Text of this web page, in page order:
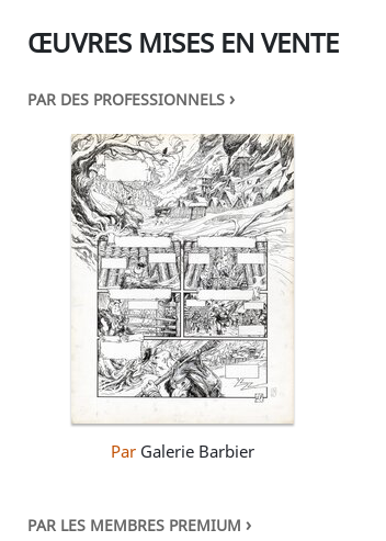
ŒUVRES MISES EN VENTE
PAR DES PROFESSIONNELS ›
Par Galerie Barbier
PAR LES MEMBRES PREMIUM ›